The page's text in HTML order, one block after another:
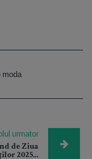
moda
urmator
de Ziua
2025...